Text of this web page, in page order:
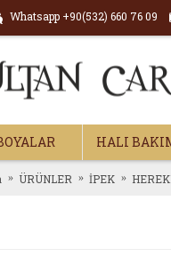
Whatsapp +90(532) 660 76 09
HALI
ÜRÜNLER İPEK